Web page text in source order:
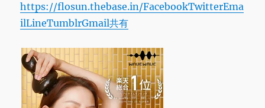
https://flosun.thebase.in/FacebookTwitterEma
ilLineTumblrGmail共有